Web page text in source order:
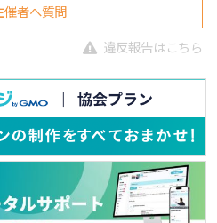
催者へ質問
違反報告はこちら